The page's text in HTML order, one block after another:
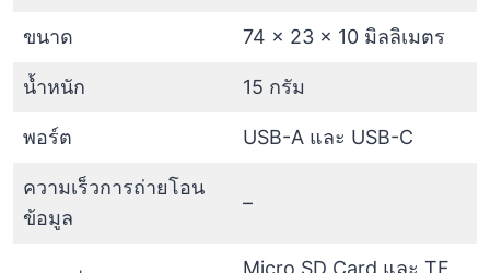
ขนาด 74 x 23 x 10 มิลลิเมตร
น้ำหนัก 15 กรัม
พอร์ต USB-A และ USB-C
ความเร็วการถ่ายโอน
ข้อมูล
–
Micro SD Card และ TF